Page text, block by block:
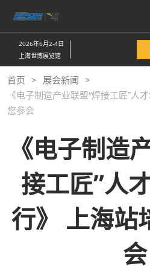
接
跳
至
内
容
2026年6月2-4日
上海世博展览馆
首页
展会新闻
《电子制造产业联盟“焊接工匠”人
您参会
《电子制造
接工匠”人
行》 上海站
会